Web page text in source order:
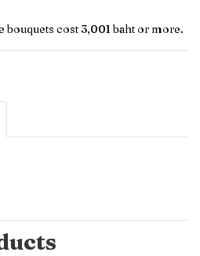
bouquets cost 3,001 baht or more.